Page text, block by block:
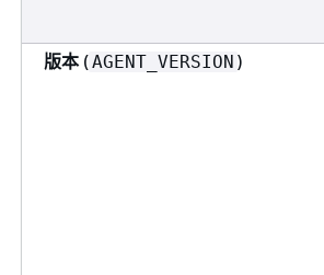
版本(AGENT_VERSION )